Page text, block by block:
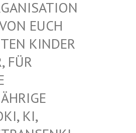
FÜR
ERWÄ
VON
ILLE
WAIK
ZWAN